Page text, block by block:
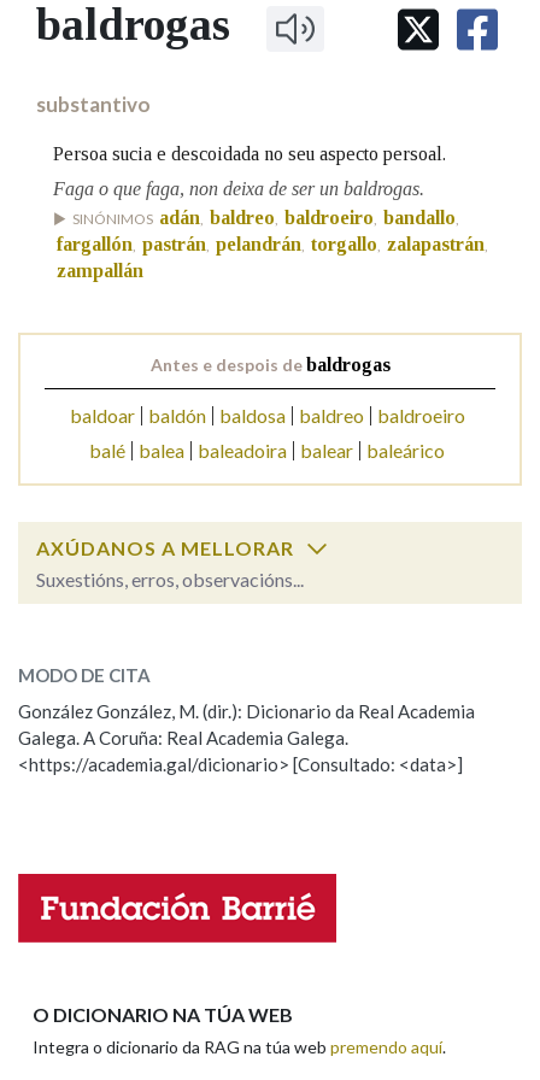
IDENTIDADE CORPORATIVA
MARCIAL DEL ADALID
FIGURAS HOMENAXEADAS
PRIMAVERA DAS LETRAS
PORTAL DAS PALABRAS
Facebook
TwitterYoutubeInstagram
Bluesky
BUSCAR NOS LEMAS
Contén
BUSCAR NO CONTIDO
Nas definicións
Na fraseoloxía
OUTRAS OPCIÓNS DE BUSCA
Marcas gramaticais
baldrogas
substantivo
Persoa sucia e descoidada no seu aspecto persoal.
Faga o que faga, non deixa de ser un baldrogas.
SINÓNIMOS adán baldreo baldroeiro bandallo
fargallón pastrán pelandrán torgallo zalapastrán
zampallán
Antes e despois debaldrogas
baldoar baldón baldosa baldreo
baldroeiro
balé
balea baleadoira balear baleárico
AXÚDANOS A MELLORAR
Suxestións, erros, observacións...
ESCOLLE UNHA OPCIÓN:
Observación Hai un erro na palabra
Propoño mellorar a definición
Nome
MODO DE CITA
González González, M. (dir.): Dicionario da Real Academia
Galega. A Coruña: Real Academia Galega.
<https://academia.gal/dicionario> [Consultado: <data>]
O DICIONARIO NA TÚA WEB
Integra o dicionario da RAG na túa web premendo aquí.